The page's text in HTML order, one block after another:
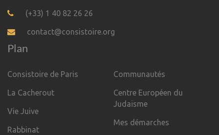
(+33) 1 40 82 26 26
contact@consistoire.org
Plan
Consistoire de Paris
La Cacherout
Vie Juive
Rabbinat
Communautés
Centre Européen du
Judaïsme
Mes démarches